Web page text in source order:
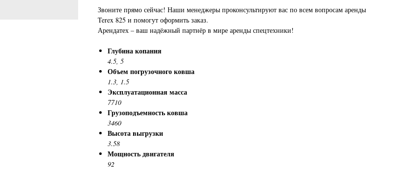
Звоните прямо сейчас! Наши менеджеры проконсультируют вас по всем вопросам аренды
Terex 825 и помогут оформить заказ.
Арендатех – ваш надёжный партнёр в мире аренды спецтехники!
Глубина копания
4.5, 5
Объем погрузочного ковша
1.3, 1.5
Эксплуатационная масса
7710
Грузоподъемность ковша
3460
Высота выгрузки
3.58
Мощность двигателя
92